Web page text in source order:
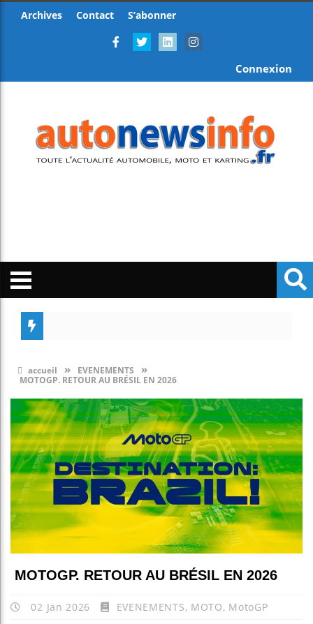
Archives Contact S’abonner
Connexion
accueil » EVENEMENTS »
MOTOGP. RETOUR AU BRÉSIL EN 2026
MOTOGP. RETOUR AU BRÉSIL EN 2026
02 Jan 2026 EVENEMENTS, MOTO, MotoGP